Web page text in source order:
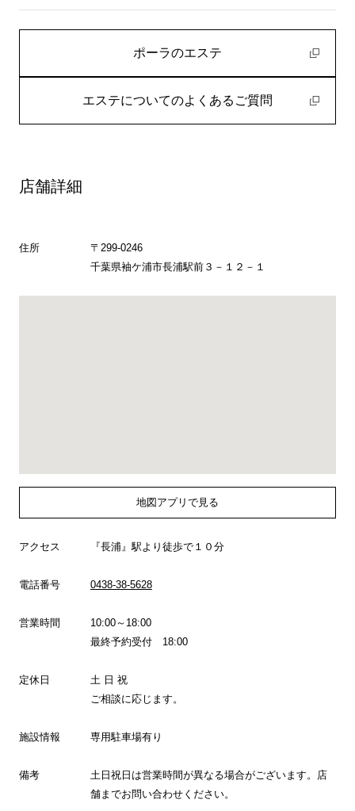
ポーラのエステ
エステについてのよくあるご質問
店舗詳細
住所
〒299-0246
千葉県袖ケ浦市長浦駅前３－１２－１
地図アプリで見る
アクセス 『長浦』駅より徒歩で１０分
電話番号 0438-38-5628
営業時間
10:00～18:00
最終予約受付 18:00
定休日
土 日 祝
ご相談に応じます。
施設情報 専用駐車場有り
備考
土日祝日は営業時間が異なる場合がございます。店
舗までお問い合わせください。